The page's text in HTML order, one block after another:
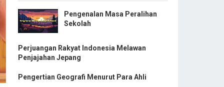
Pengenalan Masa Peralihan
Sekolah
Perjuangan Rakyat Indonesia Melawan
Penjajahan Jepang
Pengertian Geografi Menurut Para Ahli